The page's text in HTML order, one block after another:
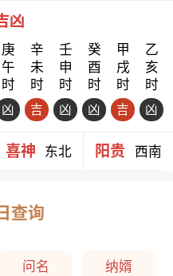
凶
庚
午
时
凶
辛
未
时
吉
壬
申
时
凶
癸
酉
时
凶
甲
戌
时
吉
乙
亥
时
凶
喜神 东北 阳贵 西南
查询
问名 纳婿